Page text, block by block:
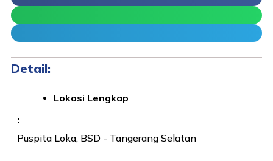
Detail:
Lokasi Lengkap
:
Puspita Loka, BSD - Tangerang Selatan